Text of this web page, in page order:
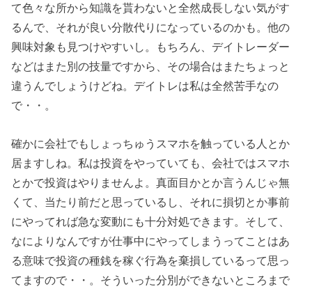
て色々な所から知識を貰わないと全然成長しない気がす
るんで、それが良い分散代りになっているのかも。他の
興味対象も見つけやすいし。もちろん、デイトレーダー
などはまた別の技量ですから、その場合はまたちょっと
違うんでしょうけどね。デイトレは私は全然苦手なの
で・・。
確かに会社でもしょっちゅうスマホを触っている人とか
居ますしね。私は投資をやっていても、会社ではスマホ
とかで投資はやりませんよ。真面目かとか言うんじゃ無
くて、当たり前だと思っているし、それに損切とか事前
にやってれば急な変動にも十分対処できます。そして、
なによりなんですが仕事中にやってしまうってことはあ
る意味で投資の種銭を稼ぐ行為を棄損しているって思っ
てますので・・。そういった分別ができないところまで